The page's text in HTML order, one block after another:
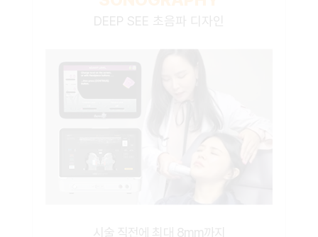
DEEP SEE 초음파 디자인
시술 직전에 최대 8mm까지